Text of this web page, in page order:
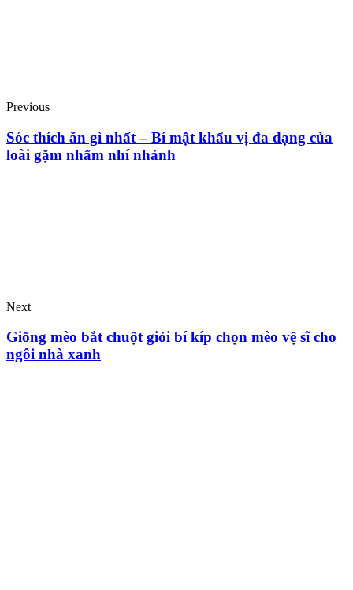
Previous
Sóc thích ăn gì nhất – Bí mật khẩu vị đa dạng của
loài gặm nhấm nhí nhảnh
Next
Giống mèo bắt chuột giỏi bí kíp chọn mèo vệ sĩ cho
ngôi nhà xanh